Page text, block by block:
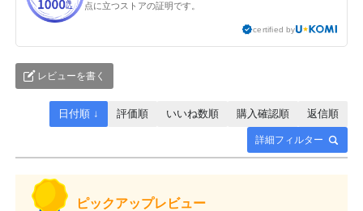
点に立つストアの証明です。
certified by
レビューを書く
詳細フィルター
日付順 ↓ 評価順 いいね数順 購入確認順 返信順
ピックアップレビュー